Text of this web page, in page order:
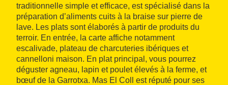
traditionnelle simple et efficace, est spécialisé dans la
préparation d’aliments cuits à la braise sur pierre de
lave. Les plats sont élaborés à partir de produits du
terroir. En entrée, la carte affiche notamment
escalivade, plateau de charcuteries ibériques et
cannelloni maison. En plat principal, vous pourrez
déguster agneau, lapin et poulet élevés à la ferme, et
bœuf de la Garrotxa. Mas El Coll est réputé pour ses